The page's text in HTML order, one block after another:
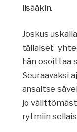
lisääkin.
Joskus
tällaiset
hän osoittaa
Seuraavaksi
ansaitse
jo
rytmiin